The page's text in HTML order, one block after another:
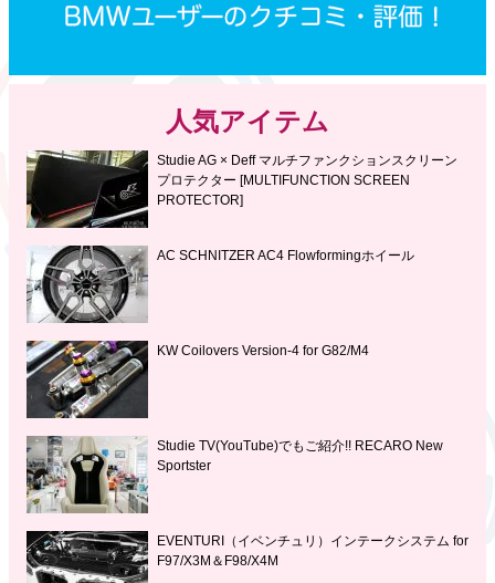
人気アイテム
Studie AG × Deff マルチファンクションスクリーン
プロテクター [MULTIFUNCTION SCREEN
PROTECTOR]
AC SCHNITZER AC4 Flowformingホイール
KW Coilovers Version-4 for G82/M4
Studie TV(YouTube)でもご紹介!! RECARO New
Sportster
EVENTURI（イベンチュリ）インテークシステム for
F97/X3M＆F98/X4M